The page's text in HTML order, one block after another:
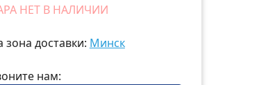
НЕТ В НАЛИЧИИ
зона доставки: Минск
нам: